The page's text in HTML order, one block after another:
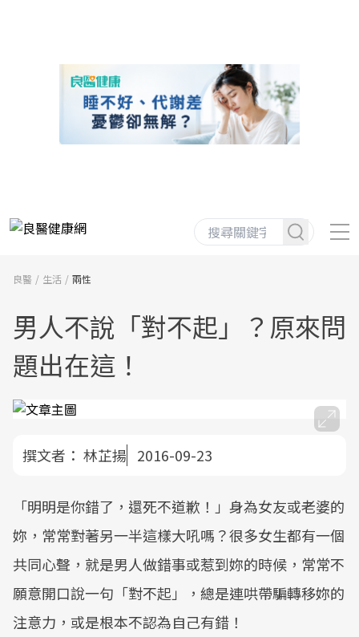
良醫 生活 兩性
男人不說「對不起」？原來問
題出在這！
撰文者： 林芷揚 2016-09-23
「明明是你錯了，還死不道歉！」身為女友或老婆的
妳，常常對著另一半這樣大吼嗎？很多女生都有一個
共同心聲，就是男人做錯事或惹到妳的時候，常常不
願意開口說一句「對不起」，總是連哄帶騙轉移妳的
注意力，或是根本不認為自己有錯！